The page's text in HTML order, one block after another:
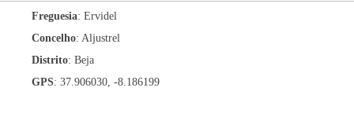
Freguesia: Ervidel
Concelho: Aljustrel
Distrito: Beja
GPS: 37.906030, -8.186199